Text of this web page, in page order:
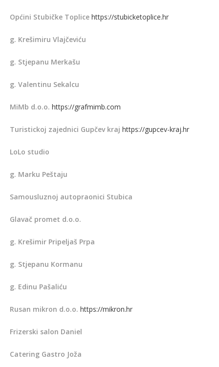
Općini Stubičke Toplice https://stubicketoplice.hr
g. Krešimiru Vlajčeviću
g. Stjepanu Merkašu
g. Valentinu Sekalcu
MiMb d.o.o. https://grafmimb.com
Turistickoj zajednici Gupčev kraj https://gupcev-kraj.hr
LoLo studio
g. Marku Peštaju
Samousluznoj autopraonici Stubica
Glavač promet d.o.o.
g. Krešimir Pripeljaš Prpa
g. Stjepanu Kormanu
g. Edinu Pašaliću
Rusan mikron d.o.o. https://mikron.hr
Frizerski salon Daniel
Catering Gastro Joža